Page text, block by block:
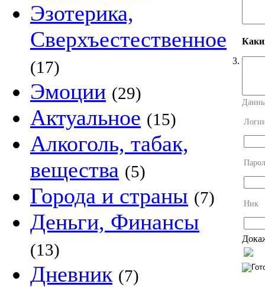
Эзотерика,
Сверхъестественное
(17)
Эмоции (29)
Актуальное (15)
Алкоголь, табак,
вещества (5)
Города и страны (7)
Деньги, Финансы
(13)
Дневник (7)
3.
Ник